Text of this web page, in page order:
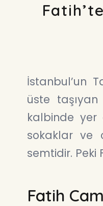
İstanbul’un
üste
kalbinde yer
sokaklar ve
semtidir. Peki
Fatih